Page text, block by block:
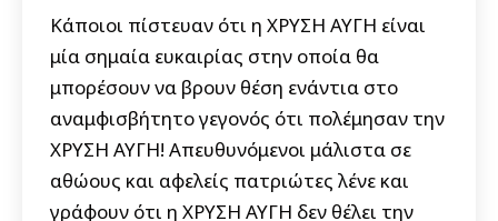
Κάποιοι πίστευαν ότι η ΧΡΥΣΗ ΑΥΓΗ είναι
μία σημαία ευκαιρίας στην οποία θα
μπορέσουν να βρουν θέση ενάντια στο
αναμφισβήτητο γεγονός ότι πολέμησαν την
ΧΡΥΣΗ ΑΥΓΗ! Απευθυνόμενοι μάλιστα σε
αθώους και αφελείς πατριώτες λένε και
γράφουν ότι η ΧΡΥΣΗ ΑΥΓΗ δεν θέλει την